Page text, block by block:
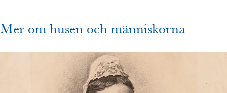
Mer om husen och människorna